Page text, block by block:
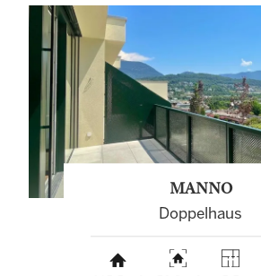
MANNO
Doppelhaus